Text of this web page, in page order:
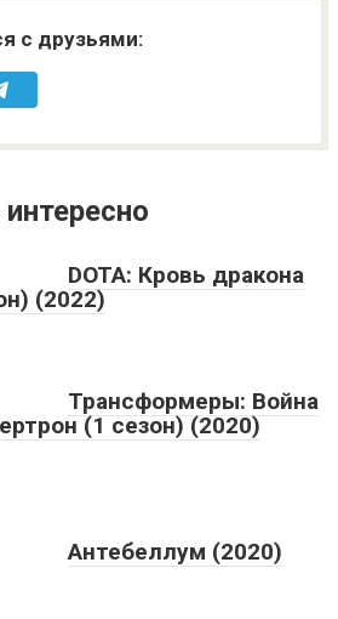
с друзьями:
DOTA: Кровь дракона
(2022)
Трансформеры: Война
(1 сезон) (2020)
Антебеллум (2020)